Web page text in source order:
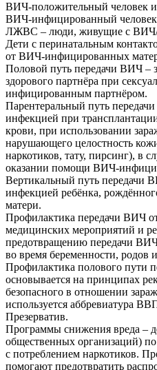
ВИЧ-положительный человек
ВИЧ-инфицированный
ЛЖВС – люди, живущие с
Дети с перинатальным
от ВИЧ-инфицированных
Половой путь передачи ВИЧ –
здорового партнёра при
инфицированным партнёром.
Парентеральный путь
инфекцией при
крови, при использовании
нарушающего целостность
наркотиков, тату, пирсинг), в
оказании помощи ВИЧ-
Вертикальный путь передачи
инфекцией ребёнка,
матери.
Профилактика передачи ВИЧ
медицинских мероприятий и
предотвращению передачи
во время беременности, родов
Профилактика полового пути
основывается на принципах
безопасного в отношении
используется аббревиатура
Презерватив.
Программы снижения вреда –
общественных организаций)
с потреблением наркотиков.
помогают предотвратить